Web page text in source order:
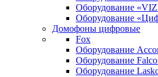
Оборудование
Оборудование
Домофоны цифровые
Fox
Оборудование
Оборудование
Оборудование